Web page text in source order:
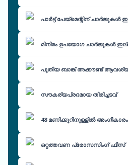
പാർട്ട് പേയ്‌മെന്റിന് ചാർജുകൾ
മിനിമം ഉപയോഗ ചാർജുകൾ
പുതിയ ബാങ്ക് അക്കൗണ്ട്
സൗകര്യപ്രദമായ തിരിച്ചടവ്
48 മണിക്കൂറിനുള്ളിൽ അംഗീകാരം
ഒറ്റത്തവണ പ്രോസസിംഗ് ഫീസ്